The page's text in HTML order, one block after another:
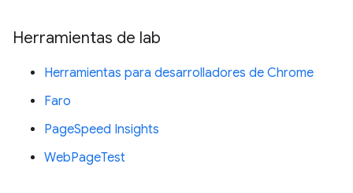
Herramientas de lab
Herramientas para desarrolladores de Chrome
Faro
PageSpeed Insights
WebPageTest